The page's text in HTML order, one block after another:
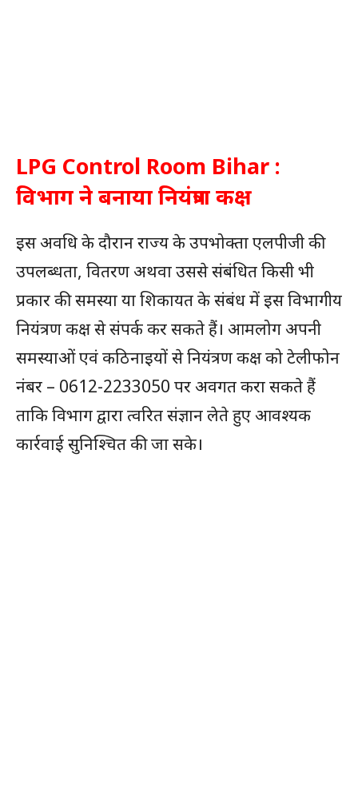
LPG Control Room Bihar :
विभाग ने बनाया नियंत्रण कक्ष
इस अवधि के दौरान राज्य के उपभोक्ता एलपीजी की
उपलब्धता, वितरण अथवा उससे संबंधित किसी भी
प्रकार की समस्या या शिकायत के संबंध में इस विभागीय
नियंत्रण कक्ष से संपर्क कर सकते हैं। आमलोग अपनी
समस्याओं एवं कठिनाइयों से नियंत्रण कक्ष को टेलीफोन
नंबर – 0612-2233050 पर अवगत करा सकते हैं
ताकि विभाग द्वारा त्वरित संज्ञान लेते हुए आवश्यक
कार्रवाई सुनिश्चित की जा सके।